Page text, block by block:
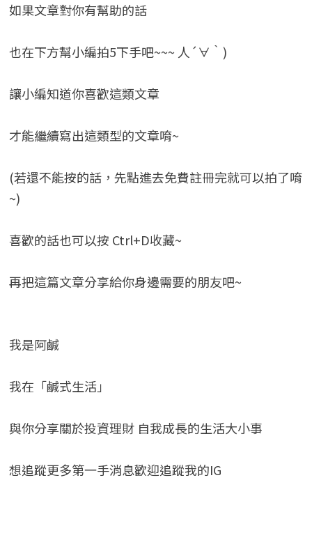
如果文章對你有幫助的話
也在下方幫小編拍5下手吧~~~ 人´∀｀)
讓小編知道你喜歡這類文章
才能繼續寫出這類型的文章唷~
(若還不能按的話，先點進去免費註冊完就可以拍了唷
~)
喜歡的話也可以按 Ctrl+D收藏~
再把這篇文章分享給你身邊需要的朋友吧~
我是阿鹹
我在「鹹式生活」
與你分享關於投資理財 自我成長的生活大小事
想追蹤更多第一手消息歡迎追蹤我的IG